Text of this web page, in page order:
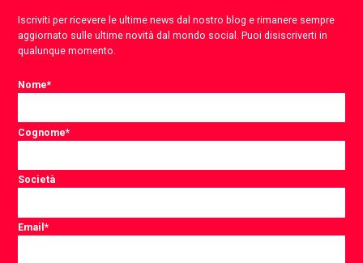
Iscriviti per ricevere le ultime news dal nostro blog e rimanere sempre
aggiornato sulle ultime novità dal mondo social. Puoi disiscriverti in
qualunque momento.
Nome*
Cognome*
Società
Email*